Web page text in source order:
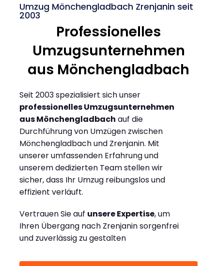
Umzug Mönchengladbach Zrenjanin seit
2003
Professionelles
Umzugsunternehmen
aus Mönchengladbach
Seit 2003 spezialisiert sich unser
professionelles Umzugsunternehmen
aus Mönchengladbach auf die
Durchführung von Umzügen zwischen
Mönchengladbach und Zrenjanin. Mit
unserer umfassenden Erfahrung und
unserem dedizierten Team stellen wir
sicher, dass Ihr Umzug reibungslos und
effizient verläuft.
Vertrauen Sie auf unsere Expertise, um
Ihren Übergang nach Zrenjanin sorgenfrei
und zuverlässig zu gestalten